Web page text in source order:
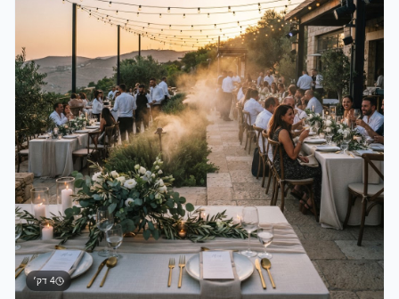
4 דק׳